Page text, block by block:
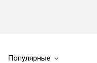
Популярные